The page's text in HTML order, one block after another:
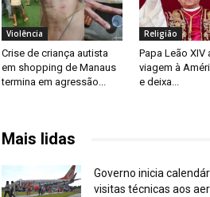
Violência
Crise de criança autista
em shopping de Manaus
termina em agressão...
Religião
Papa Leão XIV
viagem à
e deixa...
Mais lidas
Governo inicia
visitas técnicas aos